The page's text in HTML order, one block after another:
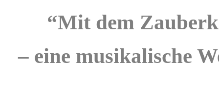
“Mit dem
– eine musikalische